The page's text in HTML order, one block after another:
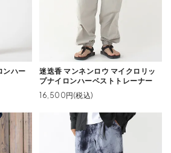
ンハー
迷迭香 マンネンロウ マイクロリッ
プナイロンハーベストトレーナー
16,500円(税込)